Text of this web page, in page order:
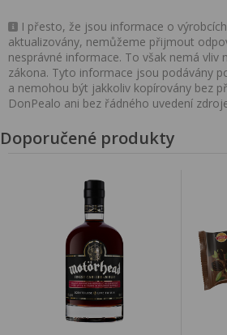
I přesto, že jsou informace o
aktualizovány, nemůžeme přijmout
nesprávné informace. To však nemá vliv
zákona. Tyto informace jsou podávány
a nemohou být jakkoliv kopírovány bez
DonPealo ani bez řádného uvedení
Doporučené produkty